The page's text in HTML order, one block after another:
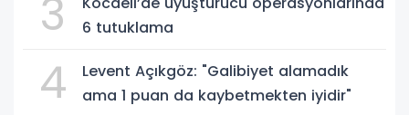
3
6 tutuklama
4
Levent Açıkgöz: "Galibiyet alamadık
ama 1 puan da kaybetmekten iyidir"